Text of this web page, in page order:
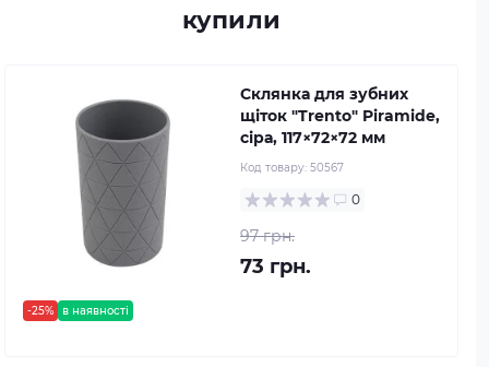
купили
-25% в наявності
Склянка для зубних
щіток "Trento" Piramide,
сіра, 117×72×72 мм
Код товару: 50567
0
97 грн.
73 грн.